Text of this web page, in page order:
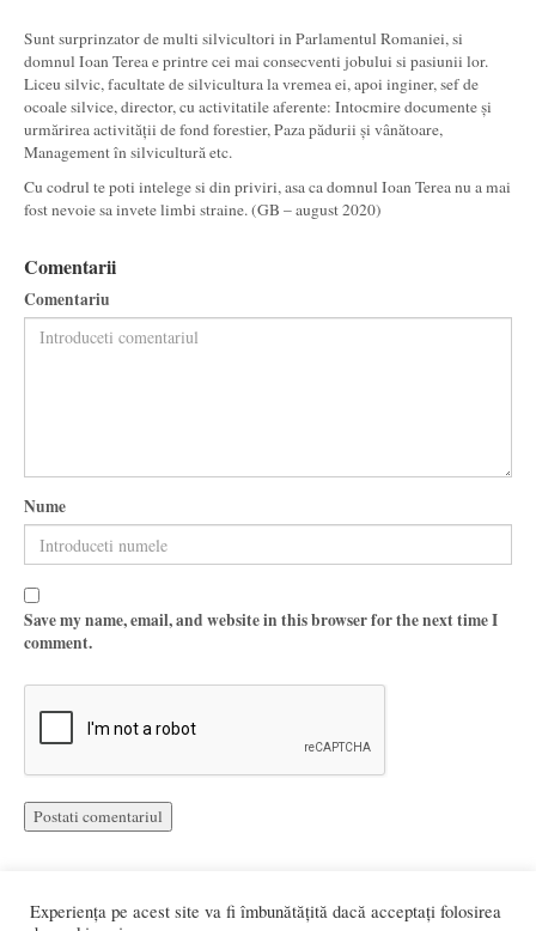
Sunt surprinzator de multi silvicultori in Parlamentul Romaniei, si
domnul Ioan Terea e printre cei mai consecventi jobului si pasiunii lor.
Liceu silvic, facultate de silvicultura la vremea ei, apoi inginer, sef de
ocoale silvice, director, cu activitatile aferente: Intocmire documente și
urmărirea activității de fond forestier, Paza pădurii și vânătoare,
Management în silvicultură etc.
Cu codrul te poti intelege si din priviri, asa ca domnul Ioan Terea nu a mai
fost nevoie sa invete limbi straine. (GB – august 2020)
Comentarii
Comentariu
Nume
Save my name, email, and website in this browser for the next time I
comment.
Experiența pe acest site va fi îmbunătățită dacă acceptați folosirea